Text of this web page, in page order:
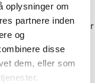
oplysninger om
partnere inden
og
disse
dem, eller som
tekniske detaljer
to konceptbiler, der
ved
stablen fra i dag